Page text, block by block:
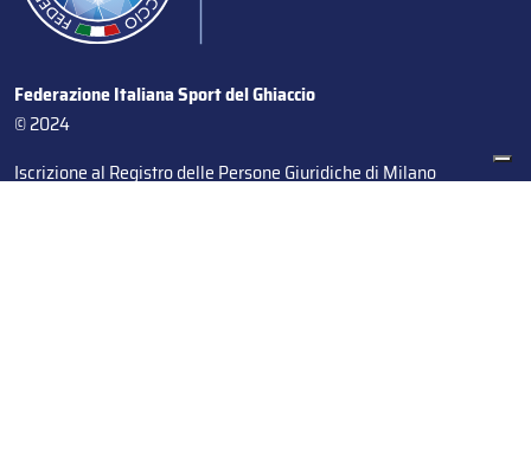
Federazione Italiana Sport del Ghiaccio
© 2024
Iscrizione al Registro delle Persone Giuridiche di Milano